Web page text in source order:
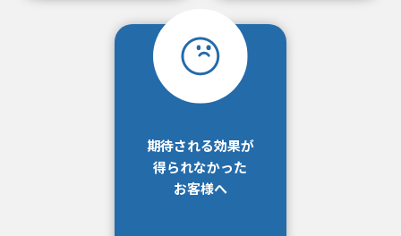
期待される効果が
得られなかった
お客様へ